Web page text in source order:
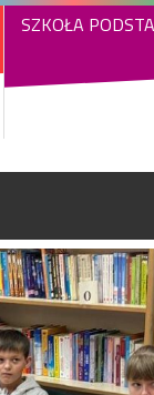
SZKOŁA